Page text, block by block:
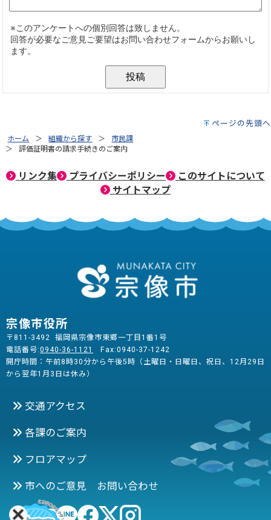
ページの先頭へ
ホーム 組織から探す
市民課
評価証明書の請求手続きのご案内
リンク集 プライバシーポリシー
このサイトについて
サイトマップ
宗像市役所
〒811-3492 福岡県宗像市東郷一丁目1番1号
電話番号:0940-36-1121
Fax:0940-37-1242
開庁時間：午前8時30分から午後5時（土曜日・日曜日、祝日、12月29日
から翌年1月3日は休み）
交通アクセス
各課のご案内
フロアマップ
市へのご意見 お問い合わせ